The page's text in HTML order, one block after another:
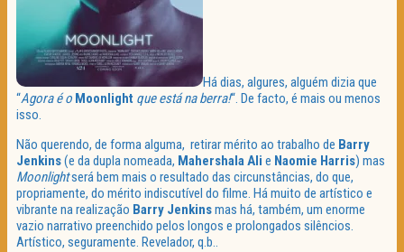
Há dias, algures, alguém dizia que
“Agora é o Moonlight que está na berra!“. De facto, é mais ou menos
isso.
Não querendo, de forma alguma, retirar mérito ao trabalho de Barry
Jenkins(e da dupla nomeada, Mahershala Ali e Naomie Harris) mas
Moonlightserá bem mais o resultado das circunstâncias, do que,
propriamente, do mérito indiscutível do filme. Há muito de artístico e
vibrante na realização Barry Jenkinsmas há, também, um enorme
vazio narrativo preenchido pelos longos e prolongados silêncios.
Artístico, seguramente. Revelador, q.b..